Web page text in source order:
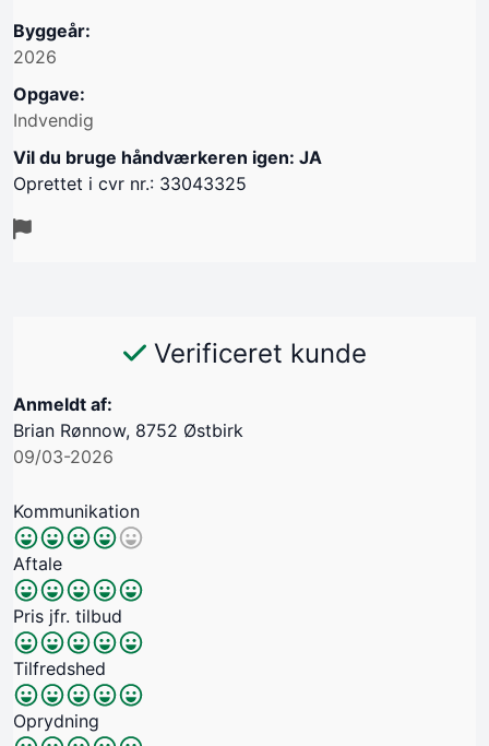
Byggeår:
2026
Opgave:
Indvendig
Vil du bruge håndværkeren igen: JA
Oprettet i cvr nr.: 33043325
Verificeret kunde
Anmeldt af:
Brian Rønnow, 8752 Østbirk
09/03-2026
Kommunikation
Aftale
Pris jfr. tilbud
Tilfredshed
Oprydning